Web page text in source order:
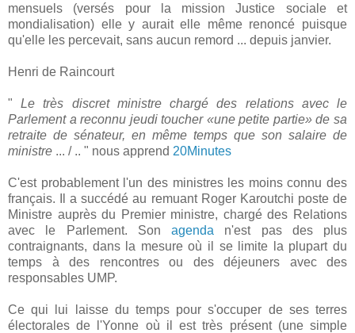
mensuels (versés pour la mission Justice sociale et
mondialisation) elle y aurait elle même renoncé puisque
qu'elle les percevait, sans aucun remord ... depuis janvier.
Henri de Raincourt
"Le très discret ministre chargé des relations avec le
Parlement a reconnu jeudi toucher «une petite partie» de sa
retraite de sénateur, en même temps que son salaire de
ministre ... / .. " nous apprend 20Minutes
C'est probablement l'un des ministres les moins connu des
français. Il a succédé au remuant Roger Karoutchi poste de
Ministre auprès du Premier ministre, chargé des Relations
avec le Parlement. Son agenda n'est pas des plus
contraignants, dans la mesure où il se limite la plupart du
temps à des rencontres ou des déjeuners avec des
responsables UMP.
Ce qui lui laisse du temps pour s'occuper de ses terres
électorales de l'Yonne où il est très présent (une simple